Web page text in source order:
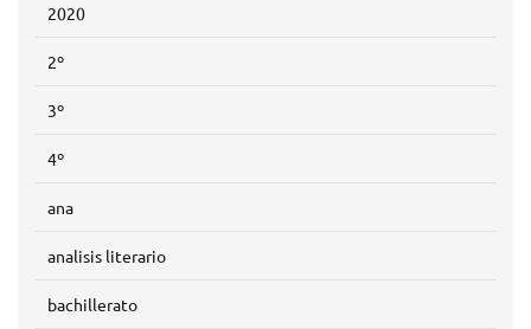
2020
2º
3º
4º
ana
analisis literario
bachillerato